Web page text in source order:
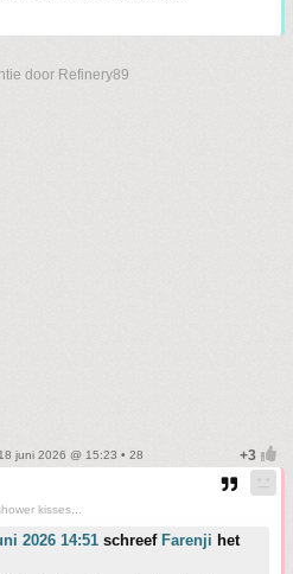
door Refinery89
juni 2026 @ 15:23 • 28
kisses...
2026 14:51 schreef Farenji het